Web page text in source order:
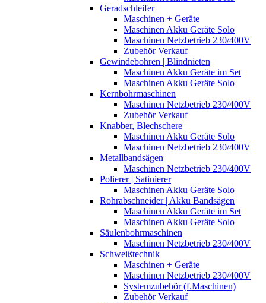
Geradschleifer
Maschinen + Geräte
Maschinen Akku Geräte Solo
Maschinen Netzbetrieb 230/400V
Zubehör Verkauf
Gewindebohren | Blindnieten
Maschinen Akku Geräte im Set
Maschinen Akku Geräte Solo
Kernbohrmaschinen
Maschinen Netzbetrieb 230/400V
Zubehör Verkauf
Knabber, Blechschere
Maschinen Akku Geräte Solo
Maschinen Netzbetrieb 230/400V
Metallbandsägen
Maschinen Netzbetrieb 230/400V
Polierer | Satinierer
Maschinen Akku Geräte Solo
Rohrabschneider | Akku Bandsägen
Maschinen Akku Geräte im Set
Maschinen Akku Geräte Solo
Säulenbohrmaschinen
Maschinen Netzbetrieb 230/400V
Schweißtechnik
Maschinen + Geräte
Maschinen Netzbetrieb 230/400V
Systemzubehör (f.Maschinen)
Zubehör Verkauf